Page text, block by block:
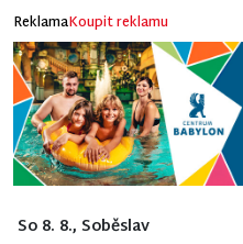
ReklamaKoupit reklamu
So 8. 8., Soběslav